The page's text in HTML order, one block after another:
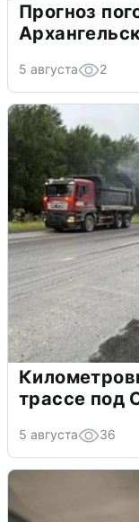
Прогноз
5 августа 2
трассе под
5 августа 36